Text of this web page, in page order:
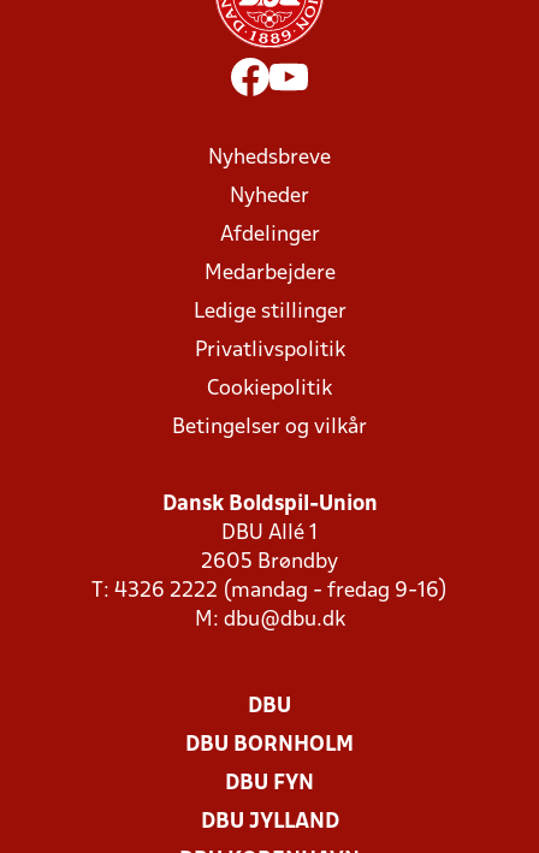
Nyhedsbreve
Nyheder
Afdelinger
Medarbejdere
Ledige stillinger
Privatlivspolitik
Cookiepolitik
Betingelser og vilkår
Dansk Boldspil-Union
DBU Allé 1
2605 Brøndby
T: 4326 2222 (mandag - fredag 9-16)
M: dbu@dbu.dk
DBU
DBU BORNHOLM
DBU FYN
DBU JYLLAND